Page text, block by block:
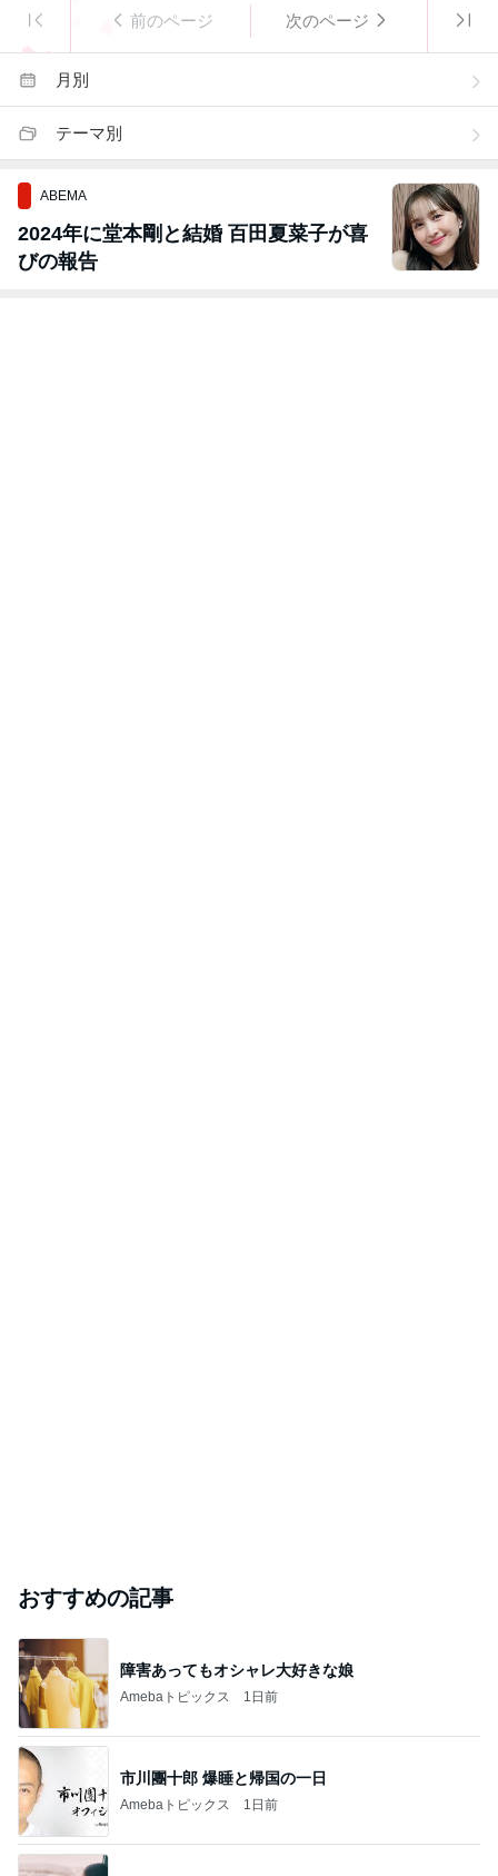
前のページ 次のページ
月別
テーマ別
ABEMA
2024年に堂本剛と結婚 百田夏菜子が喜
びの報告
おすすめの記事
障害あってもオシャレ大好きな娘
Amebaトピックス 1日前
市川團十郎 爆睡と帰国の一日
Amebaトピックス 1日前